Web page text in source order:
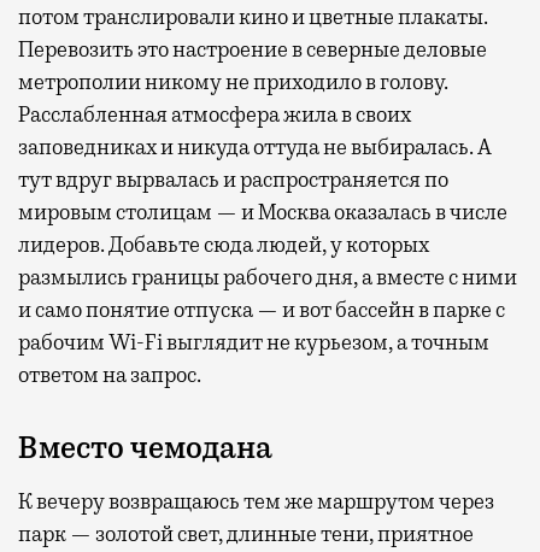
потом транслировали кино и цветные плакаты.
Перевозить это настроение в северные деловые
метрополии никому не приходило в голову.
Расслабленная атмосфера жила в своих
заповедниках и никуда оттуда не выбиралась. А
тут вдруг вырвалась и распространяется по
мировым столицам — и Москва оказалась в числе
лидеров. Добавьте сюда людей, у которых
размылись границы рабочего дня, а вместе с ними
и само понятие отпуска — и вот бассейн в парке с
рабочим Wi-Fi выглядит не курьезом, а точным
ответом на запрос.
Вместо чемодана
К вечеру возвращаюсь тем же маршрутом через
парк — золотой свет, длинные тени, приятное